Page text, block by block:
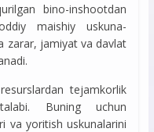
bino-inshootdan
maishiy uskuna-
zarar, jamiyat va davlat
tejamkorlik
Buning uchun
va yoritish uskunalarini